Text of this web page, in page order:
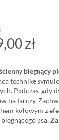
zł
biegnący
technikę
Podczas, gdy
na tarczy.
kołowym z
biegnącego psa.